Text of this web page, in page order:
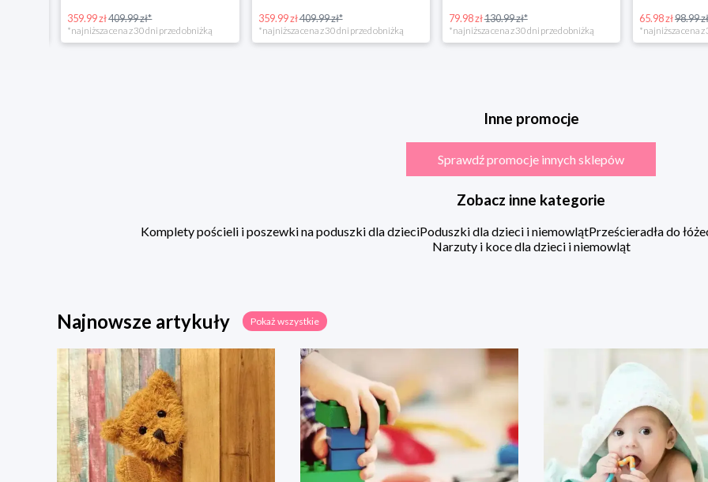
359.99 zł409.99 zł*
*najniższa cena z 30 dni przed obniżką
359.99 zł409.99 zł*
*najniższa cena z 30 dni przed obniżką
79.98 zł130.99 zł*
*najniższa cena z 30 dni przed obniżką
65.98 zł98.99 zł*
*najniższa cena z
Inne promocje
Sprawdź promocje innych sklepów
Zobacz inne kategorie
Komplety pościeli i poszewki na poduszki dla dzieciPoduszki dla dzieci i niemowlątPrześcieradła do
Narzuty i koce dla dzieci i niemowląt
Najnowsze artykuły Pokaż wszystkie